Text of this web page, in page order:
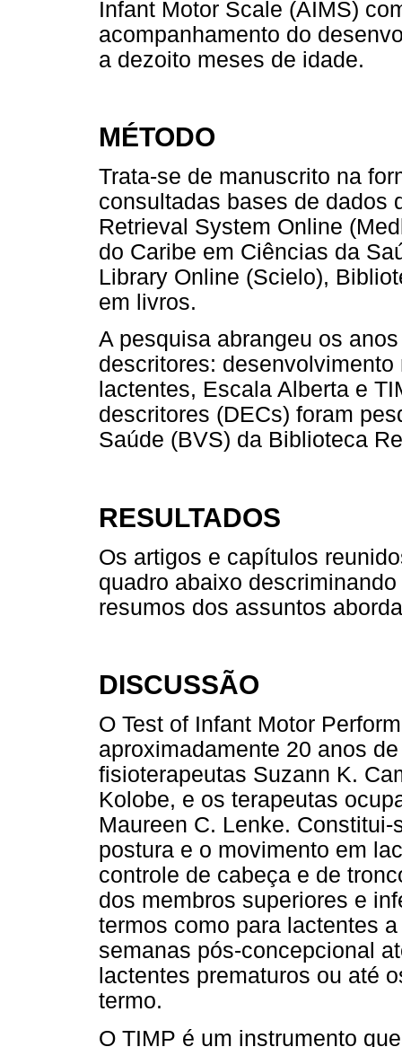
Infant Motor Scale (AIMS)
acompanhamento do
a dezoito meses de idade.
MÉTODO
Trata-se de manuscrito na
consultadas bases de dados
Retrieval System Online
do Caribe em Ciências da
Library Online (Scielo),
em livros.
A pesquisa abrangeu os
descritores:
lactentes, Escala Alberta e
descritores (DECs) foram
Saúde (BVS) da Biblioteca
RESULTADOS
Os artigos e capítulos
quadro abaixo
resumos dos assuntos
DISCUSSÃO
O Test of Infant Motor
aproximadamente 20 anos
fisioterapeutas Suzann K.
Kolobe, e os terapeutas
Maureen C. Lenke.
postura e o movimento em
controle de cabeça e de
dos membros superiores e
termos como para lactentes
semanas pós-concepcional
lactentes prematuros ou até
termo.
O TIMP é um instrumento